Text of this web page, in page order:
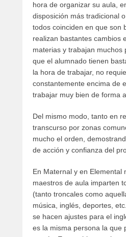
hora de organizar su aula,
disposición más tradicional
todos coinciden en que son
realizan bastantes cambios
materias y trabajan muchos
que el alumnado tienen
la hora de trabajar, no
constantemente encima de
trabajar muy bien de forma
Del mismo modo, tanto en
transcurso por zonas
mucho el orden,
de acción y confianza del
En Maternal y en Elemental
maestros de aula imparten
(tanto troncales como
música, inglés, deportes,
se hacen ajustes para el
es la misma persona la que